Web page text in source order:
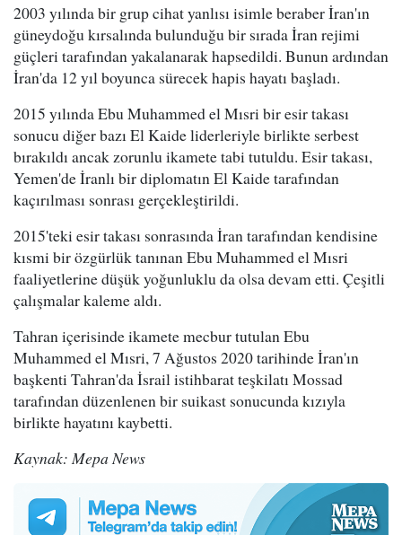
2003 yılında bir grup cihat yanlısı isimle beraber İran'ın
güneydoğu kırsalında bulunduğu bir sırada İran rejimi
güçleri tarafından yakalanarak hapsedildi. Bunun ardından
İran'da 12 yıl boyunca sürecek hapis hayatı başladı.
2015 yılında Ebu Muhammed el Mısri bir esir takası
sonucu diğer bazı El Kaide liderleriyle birlikte serbest
bırakıldı ancak zorunlu ikamete tabi tutuldu. Esir takası,
Yemen'de İranlı bir diplomatın El Kaide tarafından
kaçırılması sonrası gerçekleştirildi.
2015'teki esir takası sonrasında İran tarafından kendisine
kısmi bir özgürlük tanınan Ebu Muhammed el Mısri
faaliyetlerine düşük yoğunluklu da olsa devam etti. Çeşitli
çalışmalar kaleme aldı.
Tahran içerisinde ikamete mecbur tutulan Ebu
Muhammed el Mısri, 7 Ağustos 2020 tarihinde İran'ın
başkenti Tahran'da İsrail istihbarat teşkilatı Mossad
tarafından düzenlenen bir suikast sonucunda kızıyla
birlikte hayatını kaybetti.
Kaynak: Mepa News